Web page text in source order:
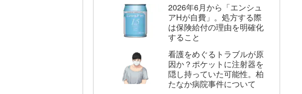
2026年6月から「エンシュ
アHが自費」。処方する際
は保険給付の理由を明確化
すること
看護をめぐるトラブルが原
因か？ポケットに注射器を
隠し持っていた可能性。柏
たなか病院事件について